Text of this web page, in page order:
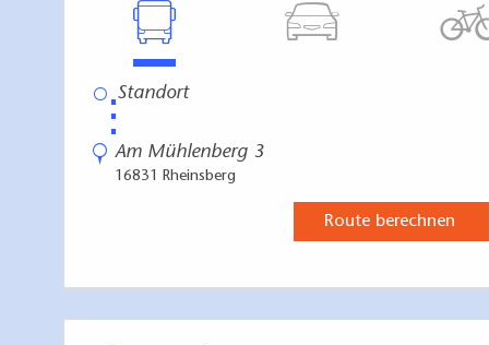
⋮
Am Mühlenberg 3
16831 Rheinsberg
Route berechnen